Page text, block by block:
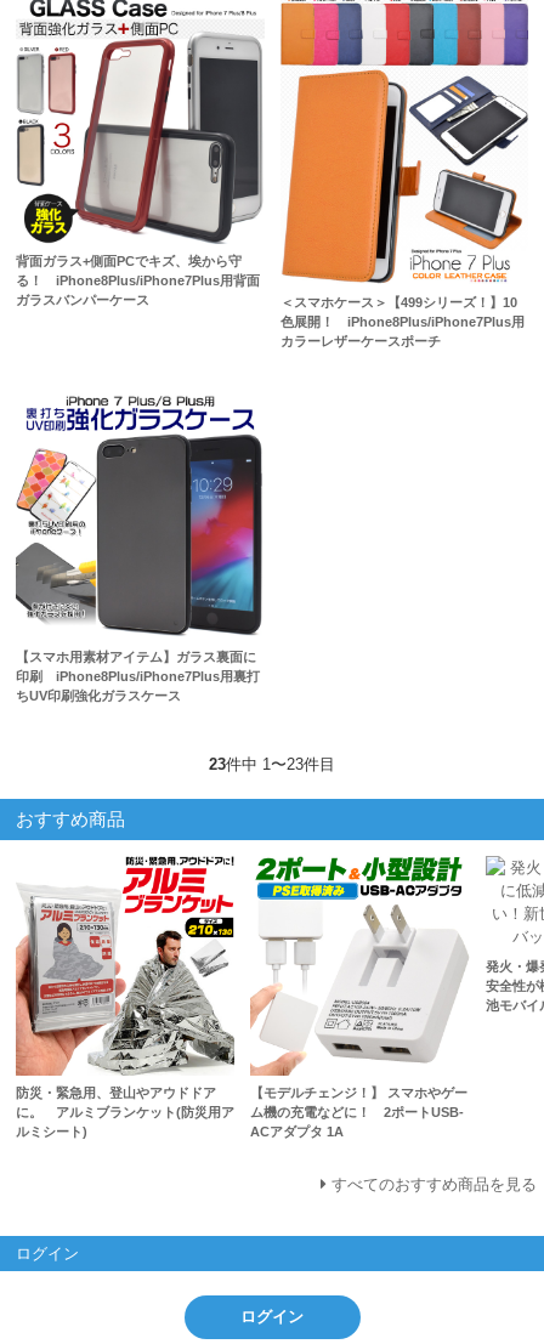
背面ガラス+側面PCでキズ、埃から守
る！ iPhone8Plus/iPhone7Plus用背面
ガラスバンパーケース
＜スマホケース＞【499シリーズ！】10
色展開！ iPhone8Plus/iPhone7Plus用
カラーレザーケースポーチ
【スマホ用素材アイテム】ガラス裏面に
印刷 iPhone8Plus/iPhone7Plus用裏打
ちUV印刷強化ガラスケース
23件中 1〜23件目
おすすめ商品
防災・緊急用、登山やアウドドア
に。 アルミブランケット(防災用ア
ルミシート)
【モデルチェンジ！】 スマホやゲー
ム機の充電などに！ 2ポートUSB-
ACアダプタ 1A
発火・爆
安全性が
池モバイ
すべてのおすすめ商品を見る
ログイン
ログイン